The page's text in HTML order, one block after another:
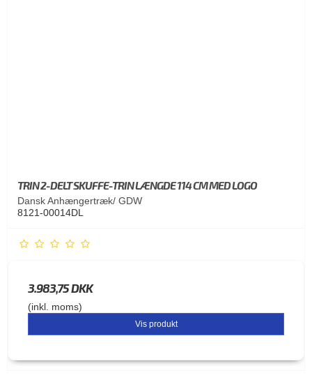
TRIN 2-DELT SKUFFE-TRIN LÆNGDE 114 CM MED LOGO
Dansk Anhængertræk/ GDW
8121-00014DL
3.983,75 DKK
(inkl. moms)
Vis produkt